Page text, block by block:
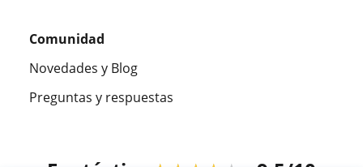
Comunidad
Novedades y Blog
Preguntas y respuestas